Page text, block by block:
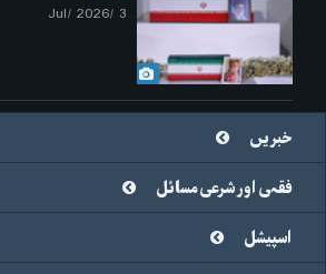
3 /Jul/ 2026
خبریں
فقہی اور شرعی مسائل
اسپیشل